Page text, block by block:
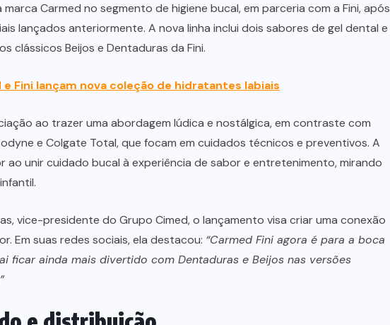
Carmed no segmento de higiene bucal, em parceria com a Fini, após
lançados anteriormente. A nova linha inclui dois sabores de gel dental e
clássicos Beijos e Dentaduras da Fini.
e Fini lançam nova coleção de hidratantes labiais
ao trazer uma abordagem lúdica e nostálgica, em contraste com
e Colgate Total, que focam em cuidados técnicos e preventivos. A
ao unir cuidado bucal à experiência de sabor e entretenimento, mirando
vice-presidente do Grupo Cimed, o lançamento visa criar uma conexão
Em suas redes sociais, ela destacou: “Carmed Fini agora é para a boca
ficar ainda mais divertido com Dentaduras e Beijos nas versões